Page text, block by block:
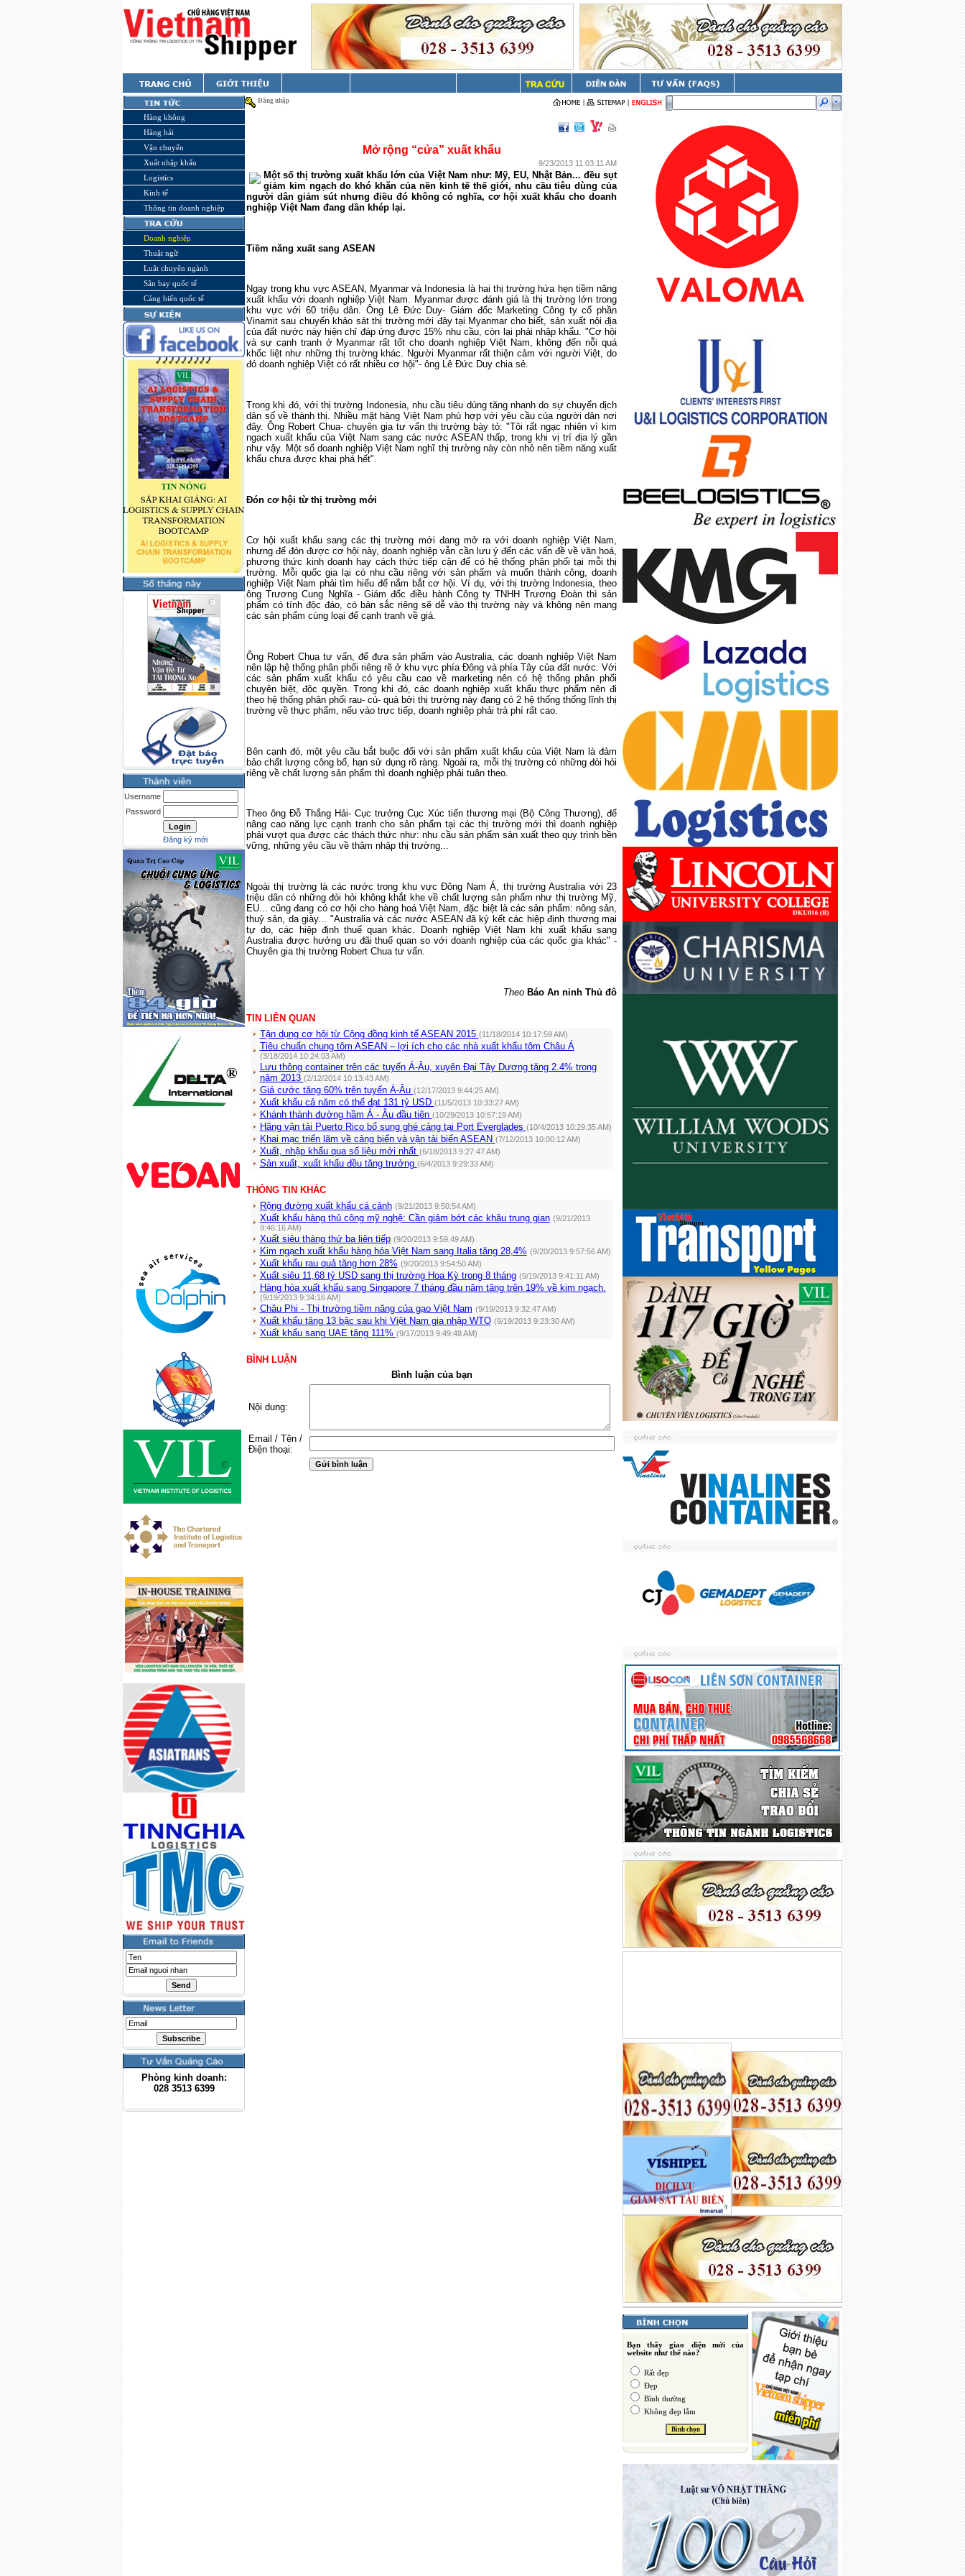
Hàng không
Hàng hải
Vận chuyển
Xuất nhập khẩu
Logistics
Kinh tế
Thông tin doanh nghiệp
Doanh nghiệp
Thuật ngữ
Luật chuyên ngành
Sân bay quốc tế
Cảng biển quốc tế
Username
Password
Đăng ký mới
Phòng kinh doanh:
028 3513 6399
Đăng nhập
Mở rộng “cửa” xuất khẩu
9/23/2013 11:03:11 AM
Một số thị trường xuất khẩu lớn của Việt Nam như: Mỹ, EU, Nhật Bản... đều sụt
giảm kim ngạch do khó khăn của nền kinh tế thế giới, nhu cầu tiêu dùng của
người dân giảm sút nhưng điều đó không có nghĩa, cơ hội xuất khẩu cho doanh
nghiệp Việt Nam đang dần khép lại.
Tiềm năng xuất sang ASEAN
Ngay trong khu vực ASEAN, Myanmarvà Indonesialà hai thị trường hứa hẹn tiềm năng
xuất khẩu với doanh nghiệp Việt Nam. Myanmarđược đánh giá là thị trường lớn trong
khu vực với 60 triệu dân. Ông Lê Đức Duy- Giám đốc Marketing Công ty cổ phần
Vinamit sau chuyến khảo sát thị trường mới đây tại Myanmar cho biết, sản xuất nội địa
của đất nước này hiện chỉ đáp ứng được 15% nhu cầu, còn lại phải nhập khẩu. "Cơ hội
và sự cạnh tranh ở Myanmarrất tốt cho doanh nghiệp Việt Nam, không đến nỗi quá
khốc liệt như những thị trường khác. Người Myanmarrất thiện cảm với người Việt, do
đó doanh nghiệp Việt có rất nhiều cơ hội"- ông Lê Đức Duy chia sẻ.
Trong khi đó, với thị trường Indonesia, nhu cầu tiêu dùng tăng nhanh do sự chuyển dịch
dân số về thành thị. Nhiều mặt hàng Việt Nam phù hợp với yêu cầu của người dân nơi
đây. Ông Robert Chua- chuyên gia tư vấn thị trường bày tỏ: "Tôi rất ngạc nhiên vì kim
ngạch xuất khẩu của Việt Nam sang các nước ASEAN thấp, trong khi vị trí địa lý gần
như vậy. Một số doanh nghiệp Việt Nam nghĩ thị trường này còn nhỏ nên tiềm năng xuất
khẩu chưa được khai phá hết".
Đón cơ hội từ thị trường mới
Cơ hội xuất khẩu sang các thị trường mới đang mở ra với doanh nghiệp Việt Nam,
nhưng để đón được cơ hội này, doanh nghiệp vẫn cần lưu ý đến các vấn đề về văn hoá,
phương thức kinh doanh hay cách thức tiếp cận để có hệ thống phân phối tại mỗi thị
trường. Mỗi quốc gia lại có nhu cầu riêng với sản phẩm và muốn thành công, doanh
nghiệp Việt Nam phải tìm hiểu để nắm bắt cơ hội. Ví dụ, với thị trường Indonesia, theo
ông Trương Cung Nghĩa - Giám đốc điều hành Công ty TNHH Trương Đoàn thì sản
phẩm có tính độc đáo, có bản sắc riêng sẽ dễ vào thị trường này và không nên mang
các sản phẩm cùng loại để cạnh tranh về giá.
Ông Robert Chua tư vấn, để đưa sản phẩm vào Australia, các doanh nghiệp Việt Nam
nên lập hệ thống phân phối riêng rẽ ở khu vực phía Đông và phía Tây của đất nước. Với
các sản phẩm xuất khẩu có yêu cầu cao về marketing nên có hệ thống phân phối
chuyên biệt, độc quyền. Trong khi đó, các doanh nghiệp xuất khẩu thực phẩm nên đi
theo hệ thống phân phối rau- củ- quả bởi thị trường này đang có 2 hệ thống thống lĩnh thị
trường về thực phẩm, nếu vào trực tiếp, doanh nghiệp phải trả phí rất cao.
Bên cạnh đó, một yêu cầu bắt buộc đối với sản phẩm xuất khẩu của Việt Nam là đảm
bảo chất lượng công bố, hạn sử dụng rõ ràng. Ngoài ra, mỗi thị trường có những đòi hỏi
riêng về chất lượng sản phẩm thì doanh nghiệp phải tuân theo.
Theo ông Đỗ Thắng Hải- Cục trưởng Cục Xúc tiến thương mại (Bộ Công Thương), để
nâng cao năng lực cạnh tranh cho sản phẩm tại các thị trường mới thì doanh nghiệp
phải vượt qua được các thách thức như: nhu cầu sản phẩm sản xuất theo quy trình bền
vững, những yêu cầu về thâm nhập thị trường...
Ngoài thị trường là các nước trong khu vực Đông Nam Á, thị trường Australia với 23
triệu dân có những đòi hỏi không khắt khe về chất lượng sản phẩm như thị trường Mỹ,
EU... cũng đang có cơ hội cho hàng hoá Việt Nam, đặc biệt là các sản phẩm: nông sản,
thuỷ sản, da giày... "Australiavà các nước ASEAN đã ký kết các hiệp định thương mại
tự do, các hiệp định thuế quan khác. Doanh nghiệp Việt Nam khi xuất khẩu sang
Australia được hưởng ưu đãi thuế quan so với doanh nghiệp của các quốc gia khác" -
Chuyên gia thị trường Robert Chua tư vấn.
Theo Báo An ninh Thủ đô
TIN LIÊN QUAN
Tận dụng cơ hội từ Cộng đồng kinh tế ASEAN 2015 (11/18/2014 10:17:59 AM)
Tiêu chuẩn chung tôm ASEAN – lợi ích cho các nhà xuất khẩu tôm Châu Á
(3/18/2014 10:24:03 AM)
Lưu thông container trên các tuyến Á-Âu, xuyên Đại Tây Dương tăng 2.4% trong
năm 2013 (2/12/2014 10:13:43 AM)
Giá cước tăng 60% trên tuyến Á-Âu (12/17/2013 9:44:25 AM)
Xuất khẩu cả năm có thể đạt 131 tỷ USD (11/5/2013 10:33:27 AM)
Khánh thành đường hầm Á - Âu đầu tiên (10/29/2013 10:57:19 AM)
Hãng vận tải Puerto Rico bổ sung ghé cảng tại Port Everglades (10/4/2013 10:29:35 AM)
Khai mạc triển lãm về cảng biển và vận tải biển ASEAN (7/12/2013 10:00:12 AM)
Xuất, nhập khẩu qua số liệu mới nhất (6/18/2013 9:27:47 AM)
Sản xuất, xuất khẩu đều tăng trưởng (6/4/2013 9:29:33 AM)
THÔNG TIN KHÁC
Rộng đường xuất khẩu cá cảnh (9/21/2013 9:50:54 AM)
Xuất khẩu hàng thủ công mỹ nghệ: Cần giảm bớt các khâu trung gian (9/21/2013
9:46:16 AM)
Xuất siêu tháng thứ ba liên tiếp (9/20/2013 9:59:49 AM)
Kim ngạch xuất khẩu hàng hóa Việt Nam sang Italia tăng 28,4% (9/20/2013 9:57:56 AM)
Xuất khẩu rau quả tăng hơn 28% (9/20/2013 9:54:50 AM)
Xuất siêu 11,68 tỷ USD sang thị trường Hoa Kỳ trong 8 tháng (9/19/2013 9:41:11 AM)
Hàng hóa xuất khẩu sang Singapore 7 tháng đầu năm tăng trên 19% về kim ngạch.
(9/19/2013 9:34:16 AM)
Châu Phi - Thị trường tiềm năng của gạo Việt Nam (9/19/2013 9:32:47 AM)
Xuất khẩu tăng 13 bậc sau khi Việt Nam gia nhập WTO (9/19/2013 9:23:30 AM)
Xuất khẩu sang UAE tăng 111% (9/17/2013 9:49:48 AM)
BÌNH LUẬN
Bình luận của bạn
Nội dung:
Email / Tên /
Điện thoại:
Bạn thấy giao diện mới của
website như thế nào?
Rất đẹp
Đẹp
Bình thường
Không đẹp lắm